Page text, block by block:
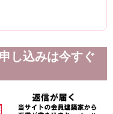
し込みは今すぐ